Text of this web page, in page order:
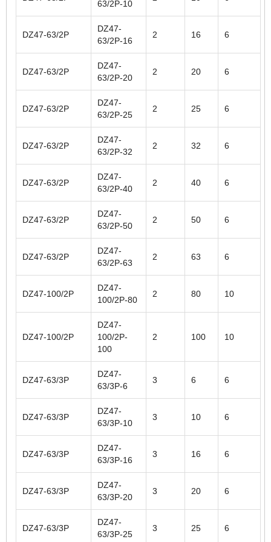
63/2P-10
DZ47-63/2P
DZ47-
63/2P-16
2 16 6
DZ47-63/2P
DZ47-
63/2P-20
2 20 6
DZ47-63/2P
DZ47-
63/2P-25
2 25 6
DZ47-63/2P
DZ47-
63/2P-32
2 32 6
DZ47-63/2P
DZ47-
63/2P-40
2 40 6
DZ47-63/2P
DZ47-
63/2P-50
2 50 6
DZ47-63/2P
DZ47-
63/2P-63
2 63 6
DZ47-100/2P
DZ47-
100/2P-80
2 80 10
DZ47-100/2P
DZ47-
100/2P-
100
2 100 10
DZ47-63/3P
DZ47-
63/3P-6
3 6 6
DZ47-63/3P
DZ47-
63/3P-10
3 10 6
DZ47-63/3P
DZ47-
63/3P-16
3 16 6
DZ47-63/3P
DZ47-
63/3P-20
3 20 6
DZ47-63/3P
DZ47-
63/3P-25
3 25 6